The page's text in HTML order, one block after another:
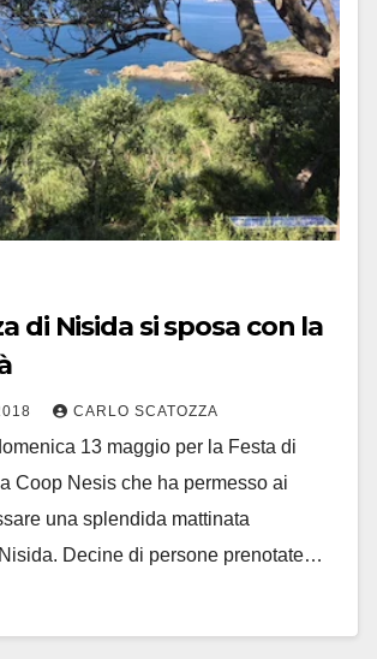
di Nisida si sposa con la
CARLO SCATOZZA
13 maggio per la Festa di
Coop Nesis che ha permesso ai
una splendida mattinata
Decine di persone prenotate…